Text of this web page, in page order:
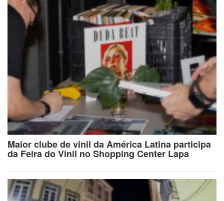
Maior clube de vinil da América Latina participa
da Feira do Vinil no Shopping Center Lapa